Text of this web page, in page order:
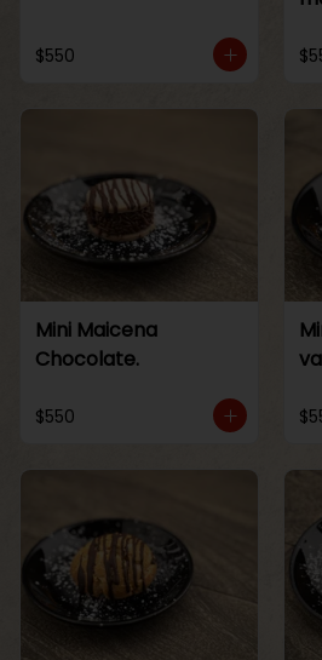
$550
Mini Maicena
Chocolate.
$550